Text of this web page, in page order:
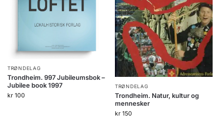
TRØNDELAG
Trondheim. 997 Jubileumsbok –
Jubilee book 1997
kr 100
TRØNDELAG
Trondheim. Natur, kultur og
mennesker
kr 150